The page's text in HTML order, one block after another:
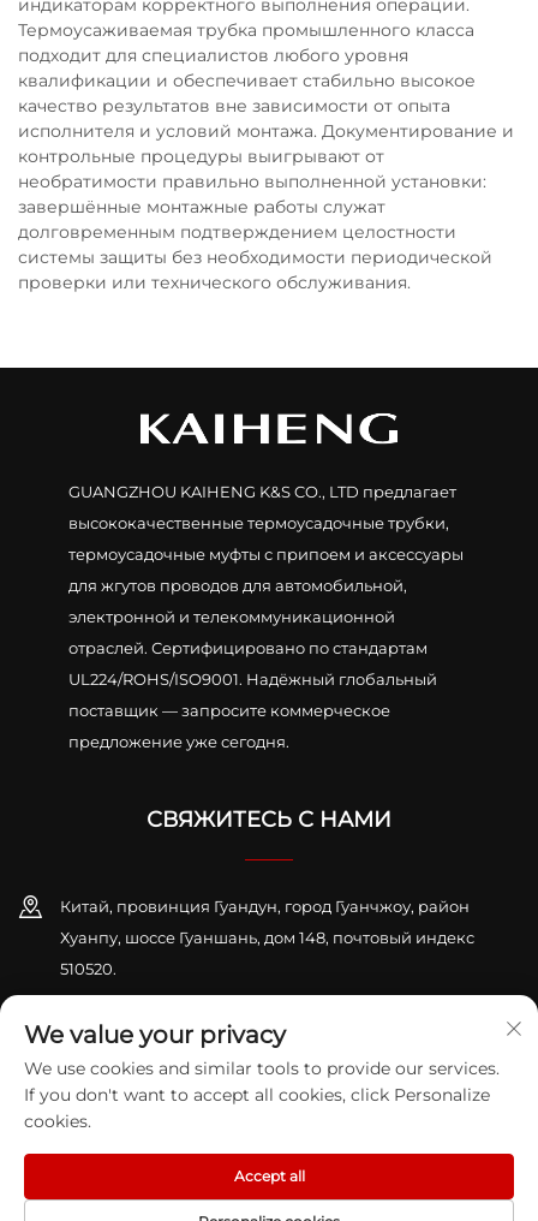
индикаторам корректного выполнения операции.
Термоусаживаемая трубка промышленного класса
подходит для специалистов любого уровня
квалификации и обеспечивает стабильно высокое
качество результатов вне зависимости от опыта
исполнителя и условий монтажа. Документирование и
контрольные процедуры выигрывают от
необратимости правильно выполненной установки:
завершённые монтажные работы служат
долговременным подтверждением целостности
системы защиты без необходимости периодической
проверки или технического обслуживания.
GUANGZHOU KAIHENG K&S CO., LTD предлагает
высококачественные термоусадочные трубки,
термоусадочные муфты с припоем и аксессуары
для жгутов проводов для автомобильной,
электронной и телекоммуникационной
отраслей. Сертифицировано по стандартам
UL224/ROHS/ISO9001. Надёжный глобальный
поставщик — запросите коммерческое
предложение уже сегодня.
СВЯЖИТЕСЬ С НАМИ
Китай, провинция Гуандун, город Гуанчжоу, район
Хуанпу, шоссе Гуаншань, дом 148, почтовый индекс
510520.
+86-13416189912
[email protected]
Авторское право © 2026 GUANGZHOU KAIHENG K&S CO., LTD. Все
Политика конфиденциальности
We value your privacy
We use cookies and similar tools to provide our services.
If you don't want to accept all cookies, click Personalize
cookies.
Accept all